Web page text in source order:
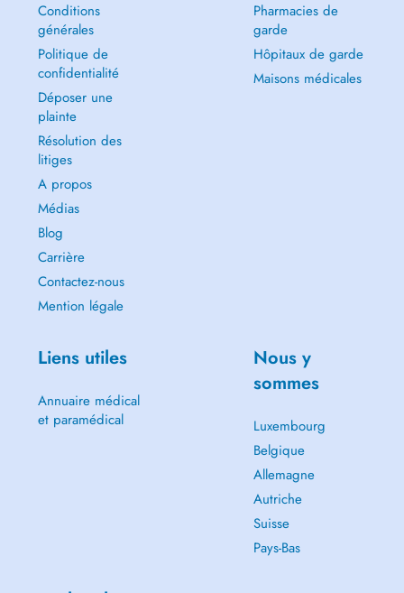
Conditions
générales
Politique de
confidentialité
Déposer une
plainte
Résolution des
litiges
A propos
Médias
Blog
Carrière
Contactez-nous
Mention légale
Pharmacies de
garde
Hôpitaux de garde
Maisons médicales
Liens utiles
Annuaire médical
et paramédical
Nous y
sommes
Luxembourg
Belgique
Allemagne
Autriche
Suisse
Pays-Bas